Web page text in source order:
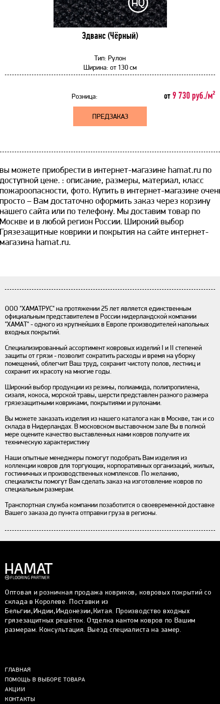
Эдванс (Чёрный)
Тип: Рулон
Ширина: от 130 см
Розница: от 9 730 руб./м²
ПРЕДЗАКАЗ
вы можете приобрести в интернет-магазине hamat.ru по
доступной цене. ​: описание, размеры, материал, класс
пожароопасности, фото. Купить в интернет-магазине
просто – Вам достаточно оформить заказ через корзину
нашего сайта или по телефону. Мы доставим товар по
Москве и в любой регион России. Широкий выбор
Грязезащитные коврики и покрытия на сайте интернет-
магазина hamat.ru.
ООО "ХАМАТРУС" на протяжении 25 лет является единственным
официальным представителем в России нидерландской компании
"ХАМАТ" - одного из крупнейших в Европе производителей напольных
входных покрытий.
Специализированный ассортимент ковровых изделий I и II степеней
защиты от грязи - позволит сократить расходы и время на уборку
помещений, облегчит Ваш труд, сохранит чистоту полов, лестниц и
сохранит их красоту на многие годы.
Широкий выбор продукции из резины, полиамида, полипропилена,
сизаля, кокоса, морской травы, шерсти представлен разного размера
грязезащитными ковриками, покрытиями и рулонами.
Вы можете заказать изделия из нашего каталога как в Москве, так и со
склада в Нидерландах. В московском выставочном зале Вы в полной
мере оцените качество выставленных нами ковров получите их
техническую характеристику
Наши опытные менеджеры помогут подобрать Вам изделия из
коллекции ковров для торгующих, корпоративных организаций, жилых,
гостиничных и производственных комплексов. По желанию,
специалисты помогут Вам сделать заказ на изготовление ковров по
специальным размерам.
Транспортная служба компании позаботится о своевременной доставке
Вашего заказа до пункта отправки груза в регионы.
Оптовая и розничная продажа ковриков, ковровых покрытий со
склада в Королеве. Поставки из
Бельгии,Индии,Индонезии,Китая. Производство входных
грязезащитных решёток. Отделка кантом ковров по Вашим
размерам. Консультация. Выезд специалиста на замер.
ГЛАВНАЯ
ПОМОЩЬ В ВЫБОРЕ ТОВАРА
АКЦИИ
КОНТАКТЫ